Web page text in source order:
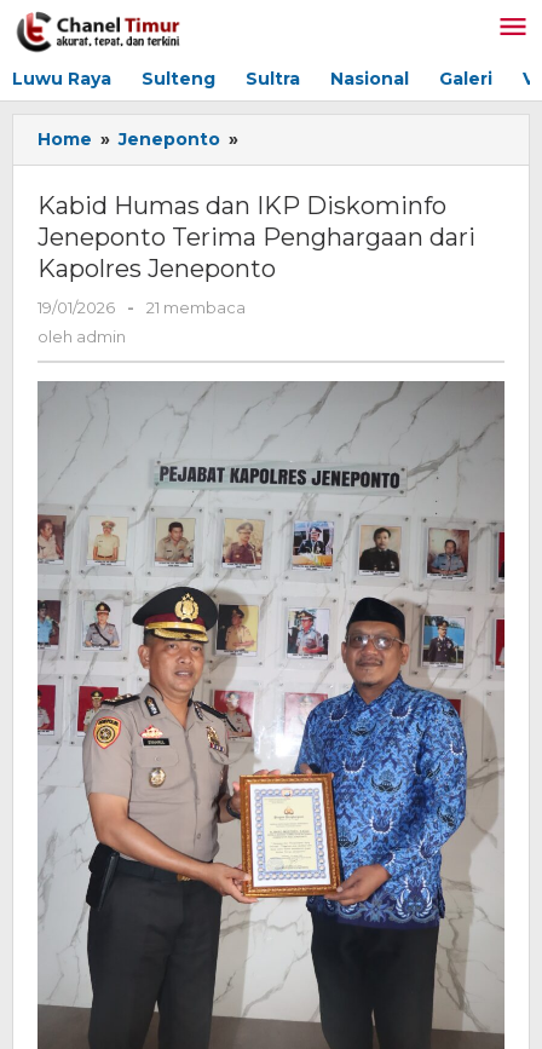
Lewati
ke
Luwu Raya Sulteng Sultra Nasional Galeri
Home » Jeneponto »
Humas
IKP
Diskominfo
Jeneponto
Penghargaan
Kapolres
Jeneponto
Kabid Humas dan IKP Diskominfo
Jeneponto Terima Penghargaan dari
Kapolres Jeneponto
19/01/2026
oleh
-
21 membaca
oleh admin